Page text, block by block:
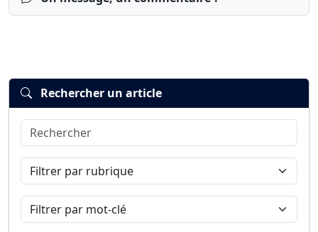
Connexion
Rechercher un article
Rechercher
Filtrer par rubrique
Filtrer par mot-clé